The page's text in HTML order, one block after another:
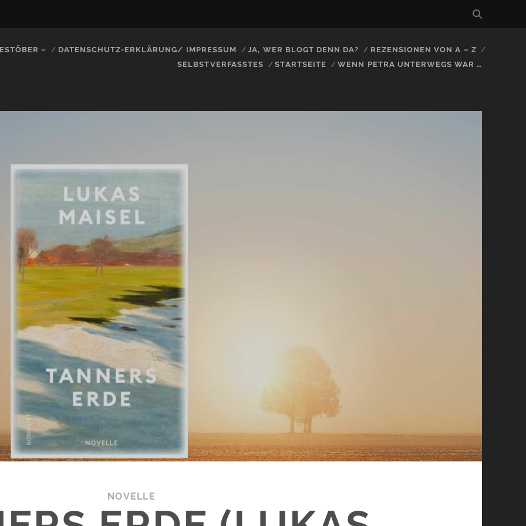
– DATENSCHUTZ-ERKLÄRUNG/ IMPRESSUM JA, WER BLOGT DENN DA?
REZENSIONEN VON A – Z
SELBSTVERFASSTES
STARTSEITE WENN PETRA UNTERWEGS WAR …
NOVELLE